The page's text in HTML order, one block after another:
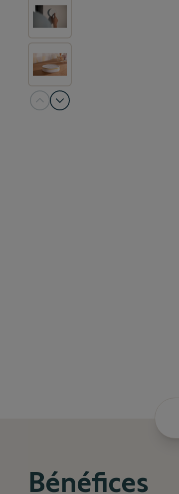
View larger image
View larger image
View larger image
Bénéfices